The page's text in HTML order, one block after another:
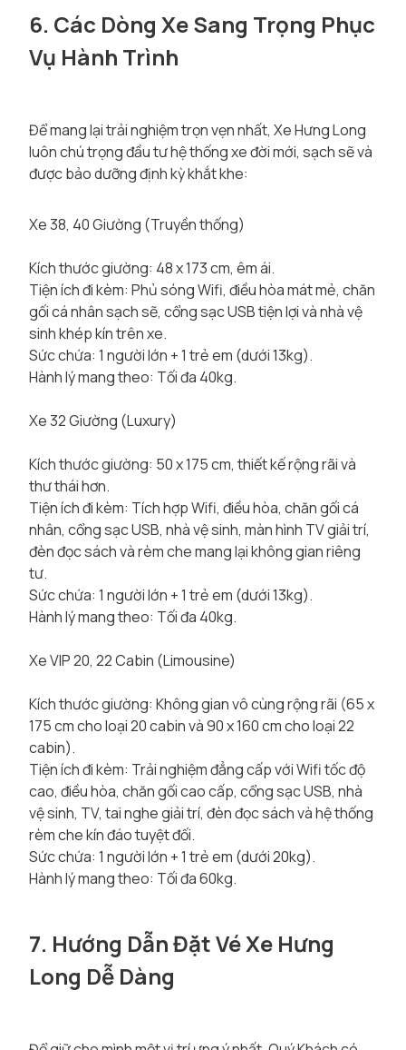
6. Các Dòng Xe Sang Trọng Phục
Vụ Hành Trình
Để mang lại trải nghiệm trọn vẹn nhất, Xe Hưng Long
luôn chú trọng đầu tư hệ thống xe đời mới, sạch sẽ và
được bảo dưỡng định kỳ khắt khe:
Xe 38, 40 Giường (Truyền thống)
Kích thước giường: 48 x 173 cm, êm ái.
Tiện ích đi kèm: Phủ sóng Wifi, điều hòa mát mẻ, chăn
gối cá nhân sạch sẽ, cổng sạc USB tiện lợi và nhà vệ
sinh khép kín trên xe.
Sức chứa: 1 người lớn + 1 trẻ em (dưới 13kg).
Hành lý mang theo: Tối đa 40kg.
Xe 32 Giường (Luxury)
Kích thước giường: 50 x 175 cm, thiết kế rộng rãi và
thư thái hơn.
Tiện ích đi kèm: Tích hợp Wifi, điều hòa, chăn gối cá
nhân, cổng sạc USB, nhà vệ sinh, màn hình TV giải trí,
đèn đọc sách và rèm che mang lại không gian riêng
tư.
Sức chứa: 1 người lớn + 1 trẻ em (dưới 13kg).
Hành lý mang theo: Tối đa 40kg.
Xe VIP 20, 22 Cabin (Limousine)
Kích thước giường: Không gian vô cùng rộng rãi (65 x
175 cm cho loại 20 cabin và 90 x 160 cm cho loại 22
cabin).
Tiện ích đi kèm: Trải nghiệm đẳng cấp với Wifi tốc độ
cao, điều hòa, chăn gối cao cấp, cổng sạc USB, nhà
vệ sinh, TV, tai nghe giải trí, đèn đọc sách và hệ thống
rèm che kín đáo tuyệt đối.
Sức chứa: 1 người lớn + 1 trẻ em (dưới 20kg).
Hành lý mang theo: Tối đa 60kg.
7. Hướng Dẫn Đặt Vé Xe Hưng
Long Dễ Dàng